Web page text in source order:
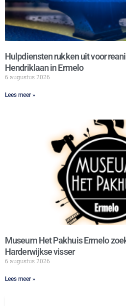
Hulpdiensten rukken uit voor
Hendriklaan in Ermelo
6 augustus 2026
Lees meer »
Museum Het Pakhuis Ermelo
Harderwijkse visser
6 augustus 2026
Lees meer »